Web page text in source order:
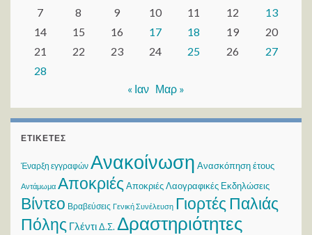
7
8 9 10 11 12
13
14
15 16 17 18 19
20
21
22 23 24 25 26
27
28
« Ιαν Μαρ »
ΕΤΙΚΈΤΕΣ
Έναρξη εγγραφών Ανακοίνωση Ανασκόπηση έτους
Αντάμωμα Αποκριές Αποκριές Λαογραφικές Εκδηλώσεις
Βίντεο Βραβεύσεις Γενική Συνέλευση Γιορτές Παλιάς
Πόλης ΓλέντιΔ.Σ. Δραστηριότητες